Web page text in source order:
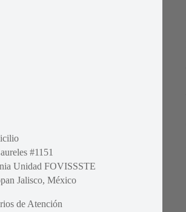
#1151
Unidad FOVISSSTE
Jalisco, México
de Atención